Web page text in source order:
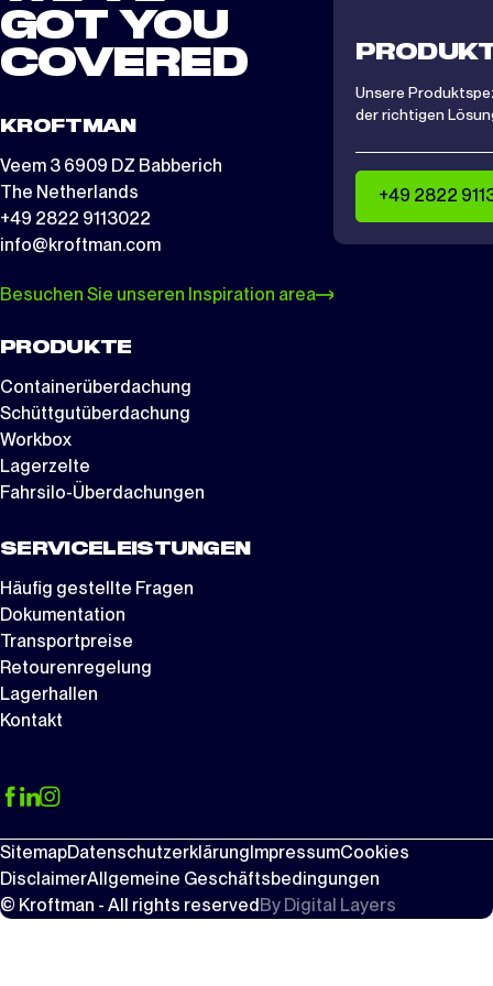
GOT YOU
COVERED
KROFTMAN
Veem 3 6909 DZ Babberich
The Netherlands
+49 2822 9113022
info@kroftman.com
Besuchen Sie unseren Inspiration area
PRODUKTE
Containerüberdachung
Schüttgutüberdachung
Workbox
Lagerzelte
Fahrsilo-Überdachungen
SERVICELEISTUNGEN
Häufig gestellte Fragen
Dokumentation
Transportpreise
Retourenregelung
Lagerhallen
Kontakt
Unsere
der richtigen
+49 2822
SitemapDatenschutzerklärungImpressumCookies
DisclaimerAllgemeine Geschäftsbedingungen
© Kroftman - All rights reservedBy Digital Layers